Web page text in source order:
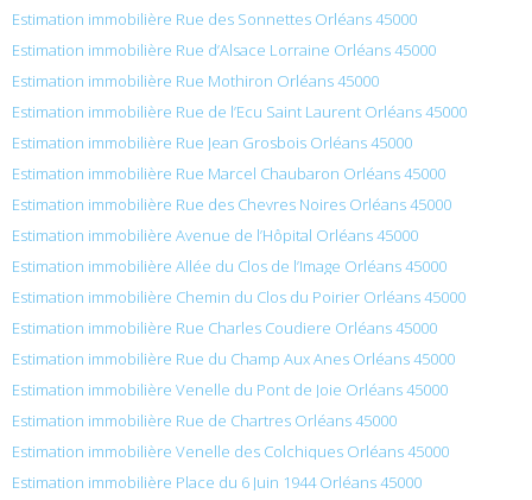
Estimation immobilière Rue des Sonnettes Orléans 45000
Estimation immobilière Rue d’Alsace Lorraine Orléans 45000
Estimation immobilière Rue Mothiron Orléans 45000
Estimation immobilière Rue de l’Ecu Saint Laurent Orléans 45000
Estimation immobilière Rue Jean Grosbois Orléans 45000
Estimation immobilière Rue Marcel Chaubaron Orléans 45000
Estimation immobilière Rue des Chevres Noires Orléans 45000
Estimation immobilière Avenue de l’Hôpital Orléans 45000
Estimation immobilière Allée du Clos de l’Image Orléans 45000
Estimation immobilière Chemin du Clos du Poirier Orléans 45000
Estimation immobilière Rue Charles Coudiere Orléans 45000
Estimation immobilière Rue du Champ Aux Anes Orléans 45000
Estimation immobilière Venelle du Pont de Joie Orléans 45000
Estimation immobilière Rue de Chartres Orléans 45000
Estimation immobilière Venelle des Colchiques Orléans 45000
Estimation immobilière Place du 6 Juin 1944 Orléans 45000